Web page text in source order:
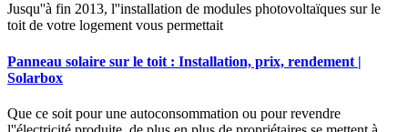
Jusqu''à fin 2013, l''installation de modules photovoltaïques sur le
toit de votre logement vous permettait
Panneau solaire sur le toit : Installation, prix, rendement |
Solarbox
Que ce soit pour une autoconsommation ou pour revendre